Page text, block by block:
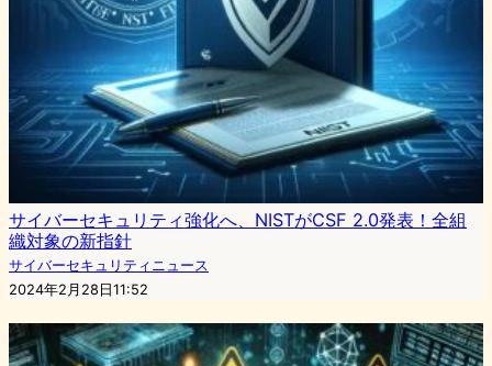
サイバーセキュリティ強化へ、NISTがCSF 2.0発表！全組
織対象の新指針
サイバーセキュリティニュース
2024年2月28日11:52